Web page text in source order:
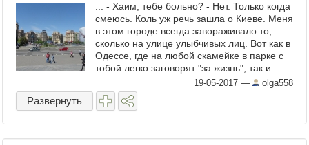
... - Хаим, тебе больно? - Нет. Только когда
смеюсь. Коль уж речь зашла о Киеве. Меня
в этом городе всегда завораживало то,
сколько на улице улыбчивых лиц. Вот как в
Одессе, где на любой скамейке в парке с
тобой легко заговорят "за жизнь", так и
здесь - тебе обязательно улыбнутся. ...
19-05-2017 — olga558
Развернуть